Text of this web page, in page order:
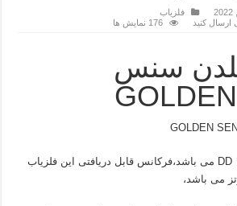
فلزیاب
ارسال کنید
176 نمایش ها
سنس
دارای سیم پیچی ۱۳ * ۱۶ DD می باشد،فرکانس قابل دریافتی این فلزیاب